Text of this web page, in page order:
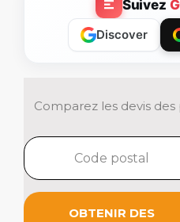
Suivez
Discover
Comparez les devis
OBTENIR DES